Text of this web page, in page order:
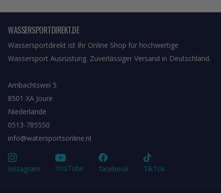
WASSERSPORTDIREKT.DE
Wassersportdirekt ist Ihr Online Shop für hochwertige
Wassersport Ausrüstung. Zuverlässiger Versand in Deutschland.
Ambachtswei 5
8501 XA Joure
Niederlande
0513-785550
info@watersportsonline.nl
Instagram YouTube facebook TikTok